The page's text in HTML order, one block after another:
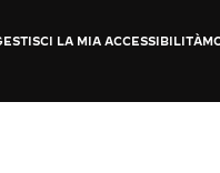
LA MIA ACCESSIBILITÀ